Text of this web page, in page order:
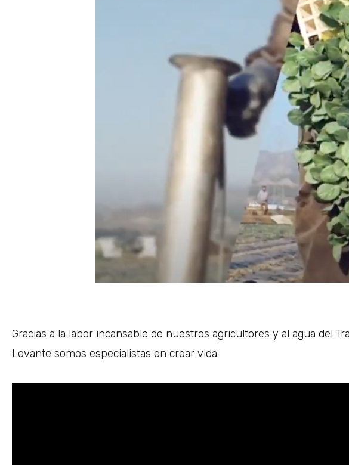
Gracias a la labor incansable de nuestros agricultores y al agua del
Levante somos especialistas en crear vida.